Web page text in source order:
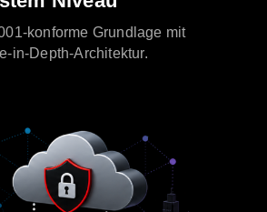
konforme Grundlage mit
in-Depth-Architektur.